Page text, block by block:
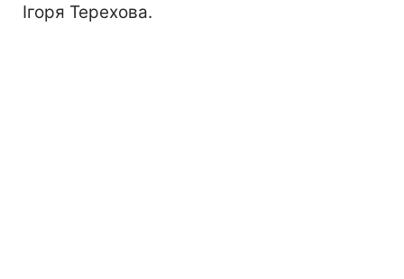
Ігоря Терехова.